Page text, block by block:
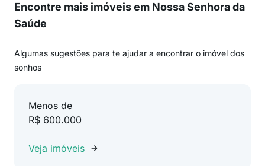
Encontre mais imóveis em Nossa Senhora da
Saúde
Algumas sugestões para te ajudar a encontrar o imóvel dos
sonhos
Menos de
R$ 600.000
Veja imóveis